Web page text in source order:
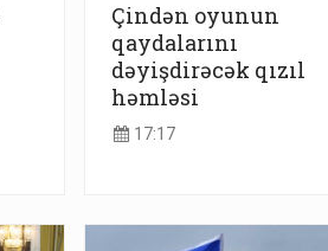
Çindən oyunun
qaydalarını
dəyişdirəcək qızıl
həmləsi
17:17